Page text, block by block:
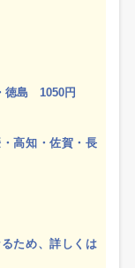
徳島 1050円
高知・佐賀・長
ため、詳しくは